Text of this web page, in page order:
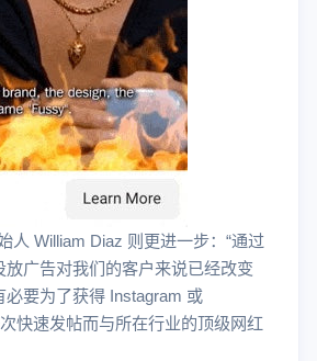
人 William Diaz 则更进一步：“通过
放广告对我们的客户来说已经改变
必要为了获得 Instagram 或
快速发帖而与所在行业的顶级网红